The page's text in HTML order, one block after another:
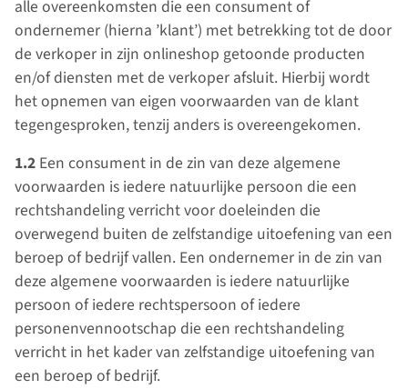
alle overeenkomsten die een consument of
ondernemer (hierna ’klant’) met betrekking tot de door
de verkoper in zijn onlineshop getoonde producten
en/of diensten met de verkoper afsluit. Hierbij wordt
het opnemen van eigen voorwaarden van de klant
tegengesproken, tenzij anders is overeengekomen.
1.2 Een consument in de zin van deze algemene
voorwaarden is iedere natuurlijke persoon die een
rechtshandeling verricht voor doeleinden die
overwegend buiten de zelfstandige uitoefening van een
beroep of bedrijf vallen. Een ondernemer in de zin van
deze algemene voorwaarden is iedere natuurlijke
persoon of iedere rechtspersoon of iedere
personenvennootschap die een rechtshandeling
verricht in het kader van zelfstandige uitoefening van
een beroep of bedrijf.